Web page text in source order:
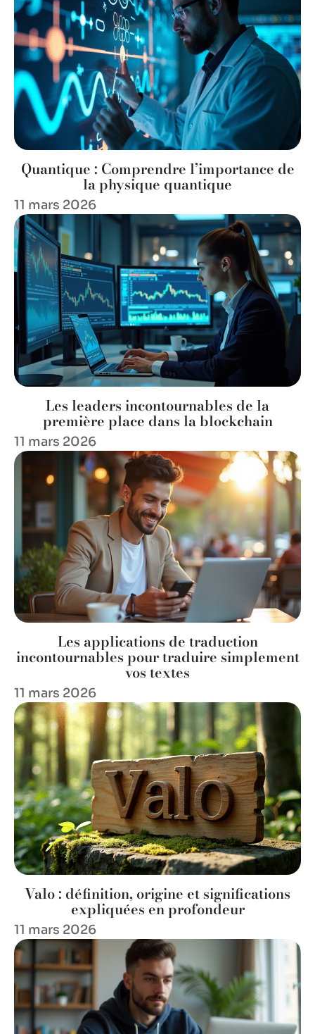
Quantique : Comprendre l’importance de
la physique quantique
11 mars 2026
Les leaders incontournables de la
première place dans la blockchain
11 mars 2026
Les applications de traduction
incontournables pour traduire simplement
vos textes
11 mars 2026
Valo : définition, origine et significations
expliquées en profondeur
11 mars 2026